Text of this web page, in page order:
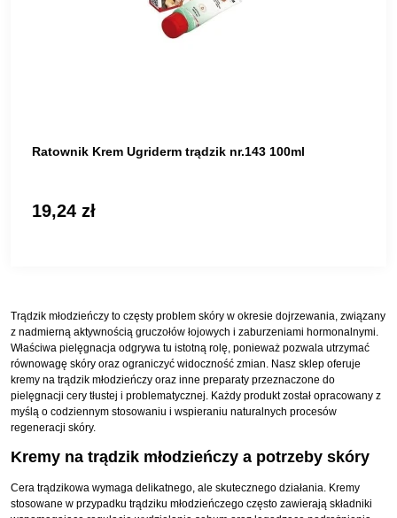
Ratownik Krem Ugriderm trądzik nr.143 100ml
19,24 zł
Trądzik młodzieńczy to częsty problem skóry w okresie dojrzewania, związany
z nadmierną aktywnością gruczołów łojowych i zaburzeniami hormonalnymi.
Właściwa pielęgnacja odgrywa tu istotną rolę, ponieważ pozwala utrzymać
równowagę skóry oraz ograniczyć widoczność zmian. Nasz sklep oferuje
kremy na trądzik młodzieńczy oraz inne preparaty przeznaczone do
pielęgnacji cery tłustej i problematycznej. Każdy produkt został opracowany z
myślą o codziennym stosowaniu i wspieraniu naturalnych procesów
regeneracji skóry.
Kremy na trądzik młodzieńczy a potrzeby skóry
Cera trądzikowa wymaga delikatnego, ale skutecznego działania. Kremy
stosowane w przypadku trądziku młodzieńczego często zawierają składniki